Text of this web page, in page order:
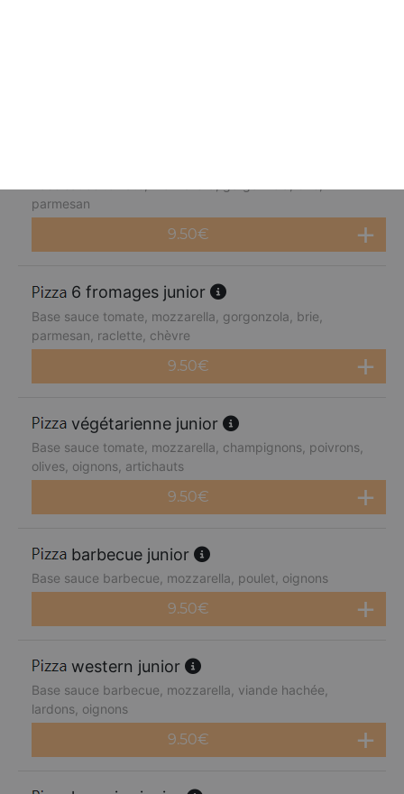
parmesan
9.50€
6 fromages junior
Base sauce tomate, mozzarella, gorgonzola, brie,
parmesan, raclette, chèvre
9.50€
végétarienne junior
Base sauce tomate, mozzarella, champignons, poivrons,
olives, oignons, artichauts
9.50€
barbecue junior
Base sauce barbecue, mozzarella, poulet, oignons
9.50€
western junior
Base sauce barbecue, mozzarella, viande hachée,
lardons, oignons
9.50€